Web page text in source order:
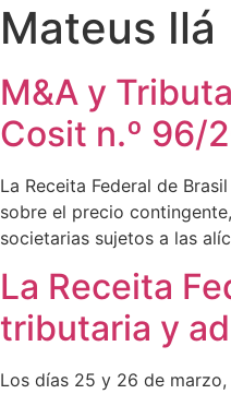
Mateus Ilá
M&A y
Cosit n.º 96/
La Receita Federal de
sobre el precio
societarias sujetos a las
La Receita
tributaria y
Los días 25 y 26 de